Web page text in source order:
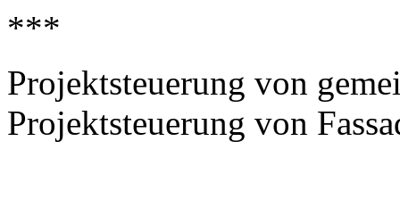
***
Projektsteuerung von
Projektsteuerung von